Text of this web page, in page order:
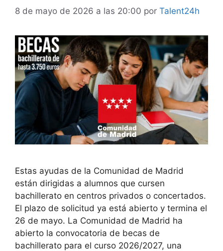
8 de mayo de 2026 a las 20:00 por Talent24h
Estas ayudas de la Comunidad de Madrid
están dirigidas a alumnos que cursen
bachillerato en centros privados o concertados.
El plazo de solicitud ya está abierto y termina el
26 de mayo. La Comunidad de Madrid ha
abierto la convocatoria de becas de
bachillerato para el curso 2026/2027, una